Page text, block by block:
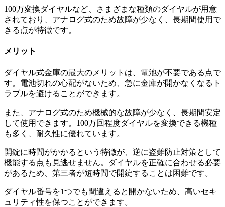
100万変換ダイヤルなど、さまざまな種類のダイヤルが用意
されており、アナログ式のため故障が少なく、長期間使用で
きる点が特徴です。
メリット
ダイヤル式金庫の最大のメリットは、電池が不要である点で
す。電池切れの心配がないため、急に金庫が開かなくなるト
ラブルを避けることができます。
また、アナログ式のため機械的な故障が少なく、長期間安定
して使用できます。100万回程度ダイヤルを変換できる機種
も多く、耐久性に優れています。
開錠に時間がかかるという特徴が、逆に盗難防止対策として
機能する点も見逃せません。ダイヤルを正確に合わせる必要
があるため、第三者が短時間で開錠することは困難です。
ダイヤル番号を1つでも間違えると開かないため、高いセキ
ュリティ性を保つことができます。